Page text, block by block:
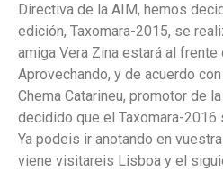
Directiva de la AIM, hemos
edición, Taxomara-2015, se
amiga Vera Zina estará al frente
Aprovechando, y de acuerdo
Chema Catarineu, promotor de
decidido que el Taxomara-2016
Ya podeis ir anotando en
viene visitareis Lisboa y el